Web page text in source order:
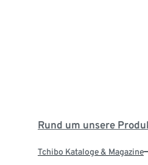
Rund um unsere
Tchibo Kataloge & Magazine